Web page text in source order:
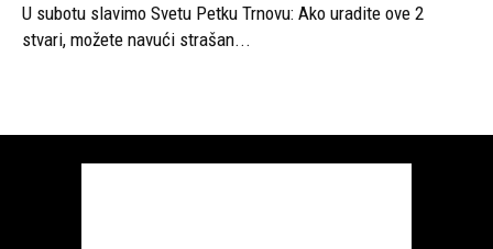
U subotu slavimo Svetu Petku Trnovu: Ako uradite ove 2
stvari, možete navući strašan...